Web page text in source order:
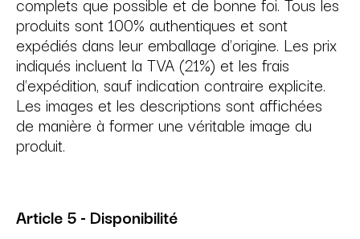
produits sont 100% authentiques et sont
expédiés dans leur emballage d'origine. Les prix
indiqués incluent la TVA (21%) et les frais
d'expédition, sauf indication contraire explicite.
Les images et les descriptions sont affichées
de manière à former une véritable image du
produit.
Article 5 - Disponibilité